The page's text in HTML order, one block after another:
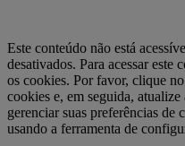
Este conteúdo não está
desativados. Para acessar este
os cookies. Por favor, clique
cookies e, em seguida,
gerenciar suas preferências de
usando a ferramenta de